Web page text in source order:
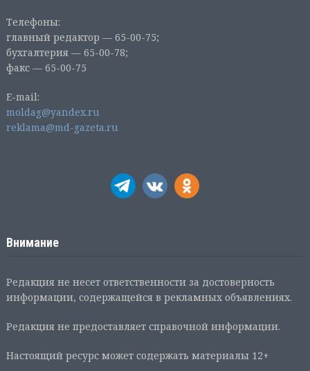
Телефоны:
главный редактор — 65-00-75;
бухгалтерия — 65-00-78;
факс — 65-00-75
E-mail:
moldag@yandex.ru
reklama@md-gazeta.ru
Внимание
Редакция не несет ответственности за достоверность
информации, содержащейся в рекламных объявлениях.
Редакция не предоставляет справочной информации.
Настоящий ресурс может содержать материалы 12+